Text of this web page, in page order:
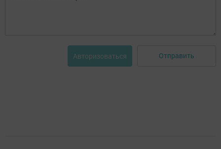
Авторизоваться Отправить